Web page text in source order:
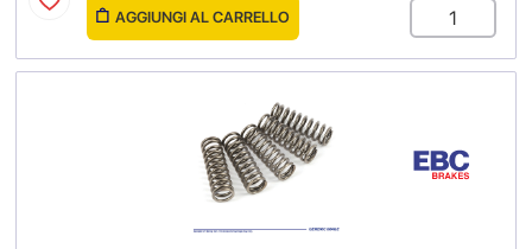
AGGIUNGI AL CARRELLO